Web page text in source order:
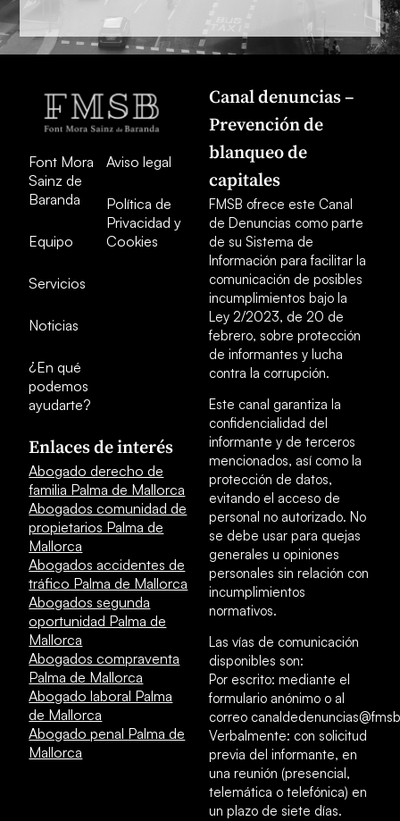
Font Mora
Sainz de
Baranda
Equipo
Servicios
Noticias
¿En qué
podemos
ayudarte?
Aviso legal
Política de
Privacidad y
Cookies
Enlaces de interés
Abogado derecho de
familia Palma de Mallorca
Abogados comunidad de
propietarios Palma de
Mallorca
Abogados accidentes de
tráfico Palma de Mallorca
Abogados segunda
oportunidad Palma de
Mallorca
Abogados compraventa
Palma de Mallorca
Abogado laboral Palma
de Mallorca
Abogado penal Palma de
Mallorca
Canal denuncias –
Prevención de
blanqueo de
capitales
FMSB ofrece este Canal
de Denuncias como parte
de su Sistema de
Información para facilitar la
comunicación de posibles
incumplimientos bajo la
Ley 2/2023, de 20 de
febrero, sobre protección
de informantes y lucha
contra la corrupción.
Este canal garantiza la
confidencialidad del
informante y de terceros
mencionados, así como la
protección de datos,
evitando el acceso de
personal no autorizado. No
se debe usar para quejas
generales u opiniones
personales sin relación con
incumplimientos
normativos.
Las vías de comunicación
disponibles son:
Por escrito: mediante el
formulario anónimo o al
correo
Verbalmente: con solicitud
previa del informante, en
una reunión (presencial,
telemática o telefónica) en
un plazo de siete días.